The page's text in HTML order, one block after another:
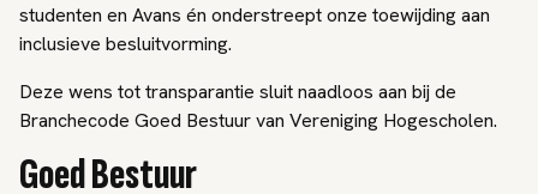
studenten en Avans én onderstreept onze toewijding aan
inclusieve besluitvorming.
Deze wens tot transparantie sluit naadloos aan bij de
Branchecode Goed Bestuur van Vereniging Hogescholen.
Goed Bestuur